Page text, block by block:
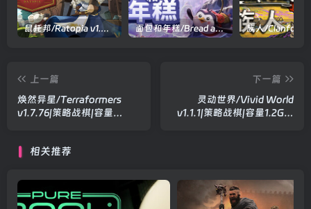
鼠托邦/Ratopia v1.0.0530|策略模拟|容量2.9GB|官方中文版 面包和年糕/Bread and Fred Build.21411256|动作冒险|容量1.1GB|官方中文版
上一篇
焕然异星/Terraformers
v1.7.76|策略战棋|容量
下一篇
灵动世界/Vivid World
v1.1.1|策略战棋|容量1.2GB|
相关推荐